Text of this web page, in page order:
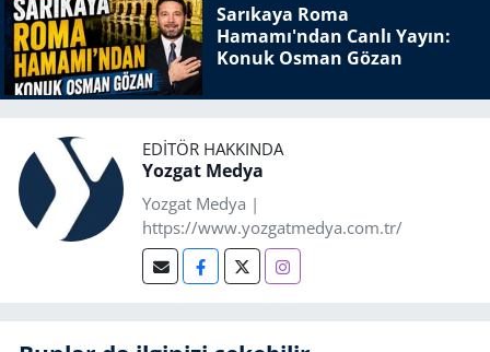
Sarıkaya Roma
Hamamı'ndan Canlı Yayın:
Konuk Osman Gözan
EDITÖR HAKKINDA
Yozgat Medya
Yozgat Medya |
https://www.yozgatmedya.com.tr/